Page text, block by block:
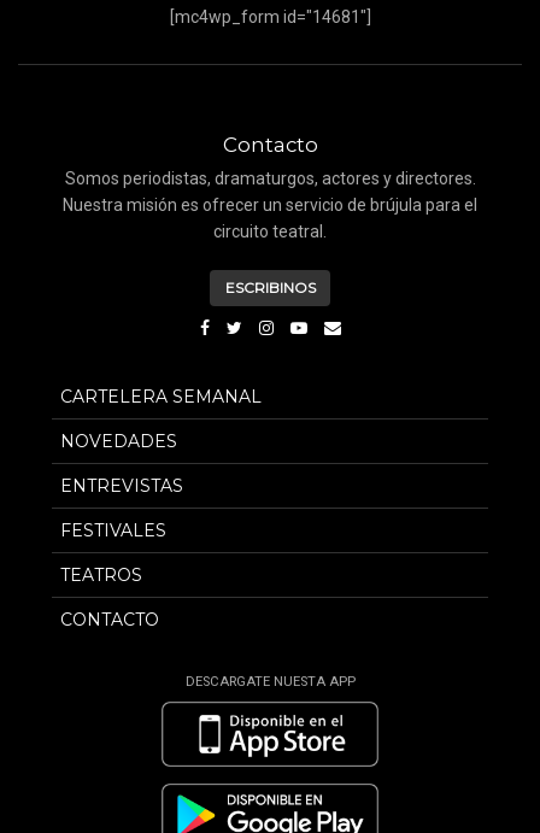
[mc4wp_form id="14681"]
Contacto
Somos periodistas, dramaturgos, actores y directores.
Nuestra misión es ofrecer un servicio de brújula para el
circuito teatral.
ESCRIBINOS
CARTELERA SEMANAL
NOVEDADES
ENTREVISTAS
FESTIVALES
TEATROS
CONTACTO
DESCARGATE NUESTA APP